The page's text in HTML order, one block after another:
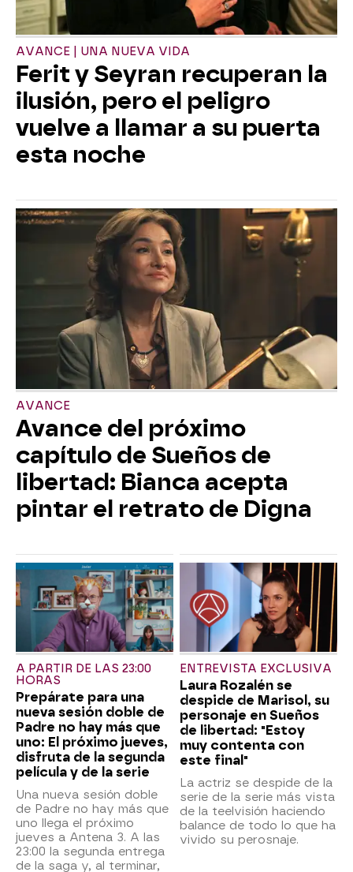
AVANCE | UNA NUEVA VIDA
Ferit y Seyran recuperan la
ilusión, pero el peligro
vuelve a llamar a su puerta
esta noche
AVANCE
Avance del próximo
capítulo de Sueños de
libertad: Bianca acepta
pintar el retrato de Digna
A PARTIR DE LAS 23:00
HORAS
Prepárate para una
nueva sesión doble de
Padre no hay más que
uno: El próximo jueves,
disfruta de la segunda
película y de la serie
Una nueva sesión doble
de Padre no hay más que
uno llega el próximo
jueves a Antena 3. A las
23:00 la segunda entrega
de la saga y, al terminar,
ENTREVISTA EXCLUSIVA
Laura Rozalén se
despide de Marisol, su
personaje en Sueños
de libertad: "Estoy
muy contenta con
este final"
La actriz se despide de la
serie de la serie más vista
de la teelvisión haciendo
balance de todo lo que ha
vivido su perosnaje.